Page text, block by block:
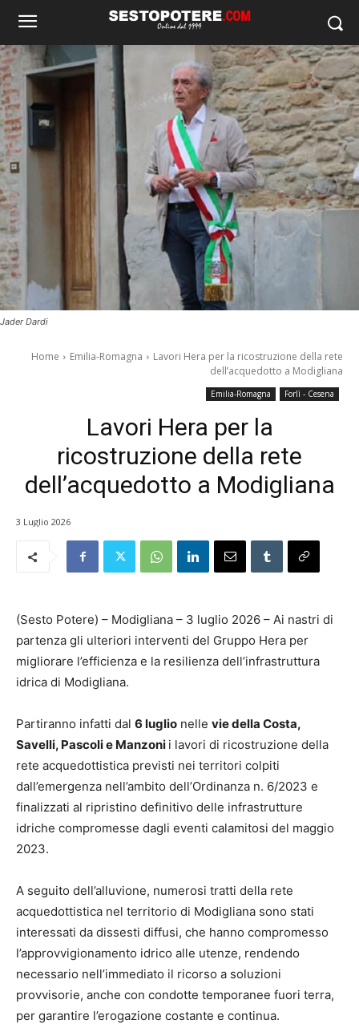
Jader Dardi
Home Emilia-Romagna
Lavori Hera per la ricostruzione della rete
dell’acquedotto a Modigliana
Emilia-Romagna Forlì - Cesena
Lavori Hera per la
ricostruzione della rete
dell’acquedotto a Modigliana
3 Luglio 2026
(Sesto Potere) – Modigliana – 3 luglio 2026 – Ai nastri di
partenza gli ulteriori interventi del Gruppo Hera per
migliorare l’efficienza e la resilienza dell’infrastruttura
idrica di Modigliana.
Partiranno infatti dal 6 luglio nelle vie della Costa,
Savelli, Pascoli e Manzoni i lavori di ricostruzione della
rete acquedottistica previsti nei territori colpiti
dall’emergenza nell’ambito dell’Ordinanza n. 6/2023 e
finalizzati al ripristino definitivo delle infrastrutture
idriche compromesse dagli eventi calamitosi del maggio
2023.
A seguito dell’alluvione, numerosi tratti della rete
acquedottistica nel territorio di Modigliana sono stati
interessati da dissesti diffusi, che hanno compromesso
l’approvvigionamento idrico alle utenze, rendendo
necessario nell’immediato il ricorso a soluzioni
provvisorie, anche con condotte temporanee fuori terra,
per garantire l’erogazione costante e continua.